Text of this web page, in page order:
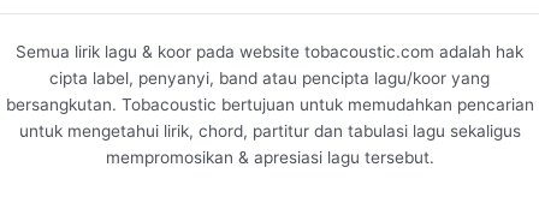
Semua lirik lagu & koor pada website tobacoustic.com adalah hak
cipta label, penyanyi, band atau pencipta lagu/koor yang
bersangkutan. Tobacoustic bertujuan untuk memudahkan pencarian
untuk mengetahui lirik, chord, partitur dan tabulasi lagu sekaligus
mempromosikan & apresiasi lagu tersebut.